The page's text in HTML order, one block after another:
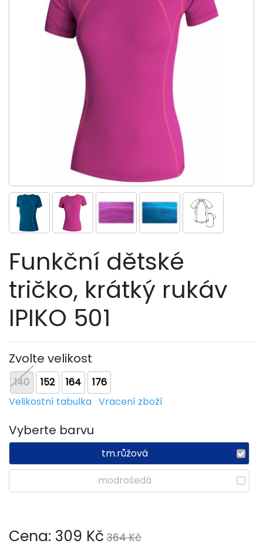
Funkční dětské
tričko, krátký rukáv
IPIKO 501
Zvolte velikost
140 152 164
176
Velikostní tabulka Vracení zboží
Vyberte barvu
tm.růžová
modrošedá
Cena: 309 Kč 364 Kč